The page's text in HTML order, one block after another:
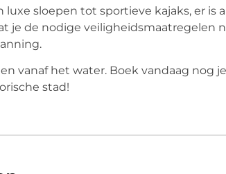
luxe sloepen tot sportieve kajaks, er is
je de nodige veiligheidsmaatregelen
vanaf het water. Boek vandaag nog
stad!